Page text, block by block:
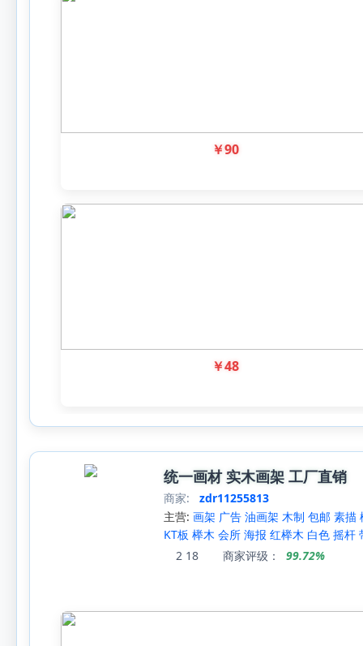
￥90
￥48
统一画材 实木画架 工厂直销
商家:
zdr11255813
主营: 画架 广告 油画架 木制 包邮 素描
KT板 榉木 会所 海报 红榉木 白色 摇
2 18 商家评级： 99.72%